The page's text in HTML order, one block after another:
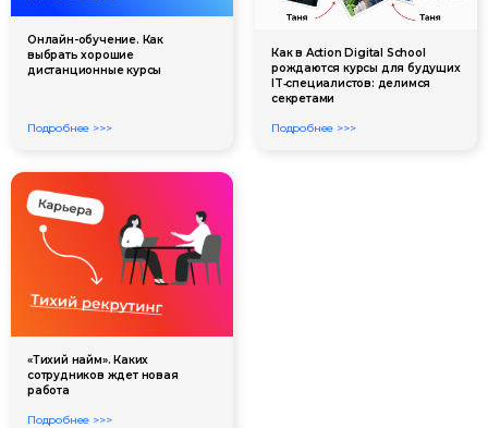
Онлайн-обучение. Как
выбрать хорошие
дистанционные курсы
Подробнее >>>
Как в Action Digital School
рождаются курсы для будущих
IT‑специалистов: делимся
секретами
Подробнее >>>
«Тихий найм». Каких
сотрудников ждет новая
работа
Подробнее >>>